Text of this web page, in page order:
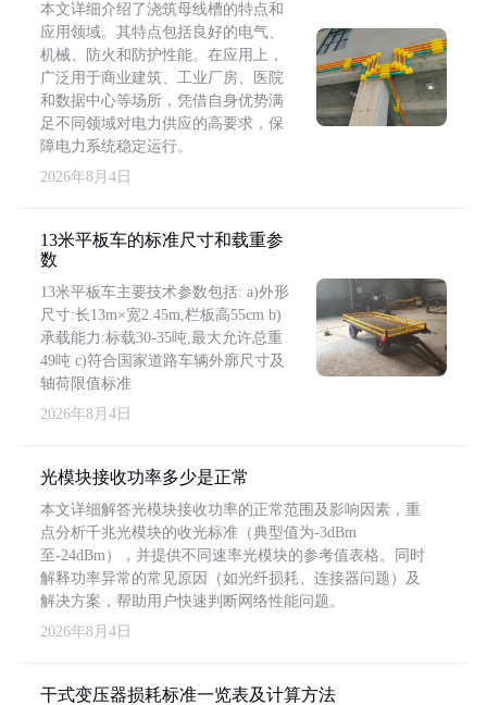
本文详细介绍了浇筑母线槽的特点和
应用领域。其特点包括良好的电气、
机械、防火和防护性能。在应用上，
广泛用于商业建筑、工业厂房、医院
和数据中心等场所，凭借自身优势满
足不同领域对电力供应的高要求，保
障电力系统稳定运行。
2026年8月4日
13米平板车的标准尺寸和载重参
数
13米平板车主要技术参数包括: a)外形
尺寸:长13m×宽2.45m,栏板高55cm b)
承载能力:标载30-35吨,最大允许总重
49吨 c)符合国家道路车辆外廓尺寸及
轴荷限值标准
2026年8月4日
光模块接收功率多少是正常
本文详细解答光模块接收功率的正常范围及影响因素，重
点分析千兆光模块的收光标准（典型值为-3dBm
至-24dBm），并提供不同速率光模块的参考值表格。同时
解释功率异常的常见原因（如光纤损耗、连接器问题）及
解决方案，帮助用户快速判断网络性能问题。
2026年8月4日
干式变压器损耗标准一览表及计算方法